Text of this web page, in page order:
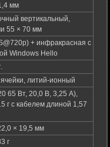
мм
вертикальный,
55 × 70 мм
+ инфракрасная с
Windows Hello
ячейки, литий-ионный
65 Вт, 20,0 В, 3,25 А),
г c кабелем длиной 1,57
× 19,5 мм
г